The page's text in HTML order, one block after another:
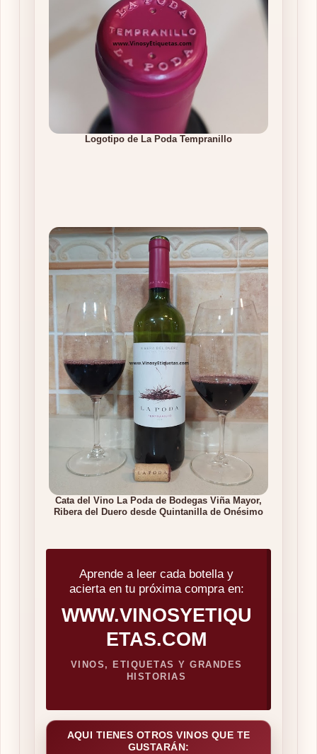
Logotipo de La Poda Tempranillo
Cata del Vino La Poda de Bodegas Viña Mayor,
Ribera del Duero desde Quintanilla de Onésimo
Aprende a leer cada botella y
acierta en tu próxima compra en:
WWW.VINOSYETIQU
ETAS.COM
VINOS, ETIQUETAS Y GRANDES
HISTORIAS
AQUI TIENES OTROS VINOS QUE TE
GUSTARÁN: